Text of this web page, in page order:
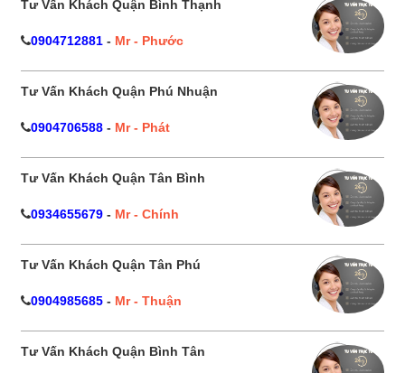
Tư Vấn Khách Quận Bình Thạnh
0904712881 - Mr - Phước
Tư Vấn Khách Quận Phú Nhuận
0904706588 - Mr - Phát
Tư Vấn Khách Quận Tân Bình
0934655679 - Mr - Chính
Tư Vấn Khách Quận Tân Phú
0904985685 - Mr - Thuận
Tư Vấn Khách Quận Bình Tân